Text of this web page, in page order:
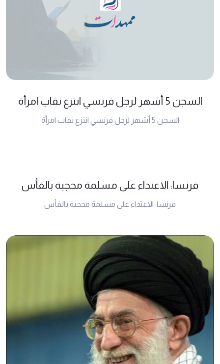
السجن 5 أشهر لرجل فرنسي انتزع نقاب امرأة
السجن 5 أشهر لرجل فرنسي انتزع نقاب امرأة
فرنسا: الاعتداء على مسلمة محجبة بالفأس
فرنسا: الاعتداء على مسلمة محجبة بالفأس